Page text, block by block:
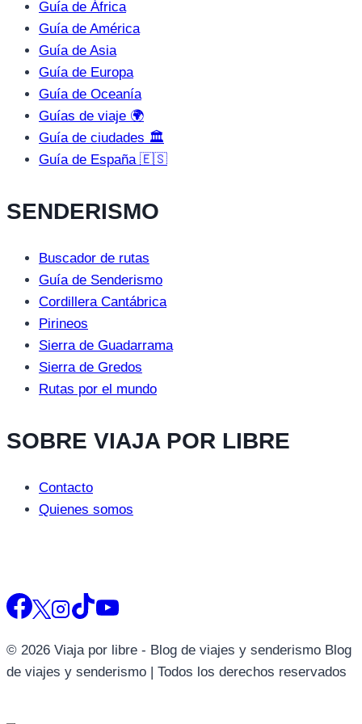
Guía de África
Guía de América
Guía de Asia
Guía de Europa
Guía de Oceanía
Guías de viaje 🌍
Guía de ciudades 🏛️
Guía de España 🇪🇸
SENDERISMO
Buscador de rutas
Guía de Senderismo
Cordillera Cantábrica
Pirineos
Sierra de Guadarrama
Sierra de Gredos
Rutas por el mundo
SOBRE VIAJA POR LIBRE
Contacto
Quienes somos
© 2026 Viaja por libre - Blog de viajes y senderismo Blog
de viajes y senderismo | Todos los derechos reservados